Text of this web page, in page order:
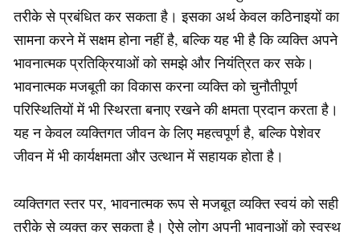
तरीके से प्रबंधित कर सकता है। इसका अर्थ केवल कठिनाइयों का
सामना करने में सक्षम होना नहीं है, बल्कि यह भी है कि व्यक्ति अपने
भावनात्मक प्रतिक्रियाओं को समझे और नियंत्रित कर सके।
भावनात्मक मजबूती का विकास करना व्यक्ति को चुनौतीपूर्ण
परिस्थितियों में भी स्थिरता बनाए रखने की क्षमता प्रदान करता है।
यह न केवल व्यक्तिगत जीवन के लिए महत्वपूर्ण है, बल्कि पेशेवर
जीवन में भी कार्यक्षमता और उत्थान में सहायक होता है।
व्यक्तिगत स्तर पर, भावनात्मक रूप से मजबूत व्यक्ति स्वयं को सही
तरीके से व्यक्त कर सकता है। ऐसे लोग अपनी भावनाओं को स्वस्थ